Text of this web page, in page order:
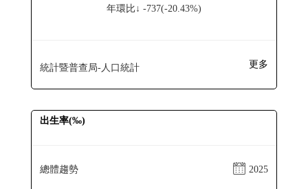
年環比↓ -737(-20.43%)
統計暨普查局-人口統計 更多
出生率(‰)
總體趨勢 2025